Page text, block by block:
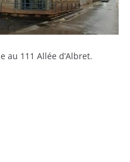
au 111 Allée d’Albret.